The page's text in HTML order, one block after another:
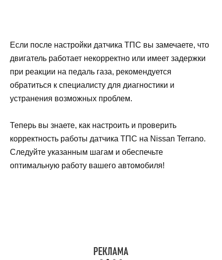
Если после настройки датчика ТПС вы замечаете, что
двигатель работает некорректно или имеет задержки
при реакции на педаль газа, рекомендуется
обратиться к специалисту для диагностики и
устранения возможных проблем.
Теперь вы знаете, как настроить и проверить
корректность работы датчика ТПС на Nissan Terrano.
Следуйте указанным шагам и обеспечьте
оптимальную работу вашего автомобиля!